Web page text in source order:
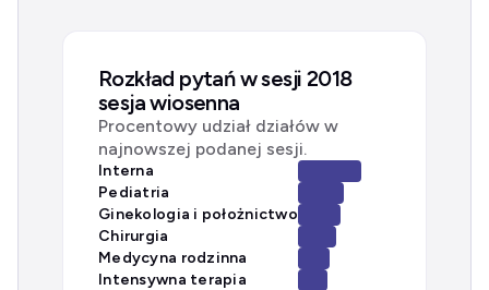
Rozkład pytań w sesji 2018
sesja wiosenna
Procentowy udział działów w
najnowszej podanej sesji.
Interna
Pediatria
Ginekologia i położnictwo
Chirurgia
Medycyna rodzinna
Intensywna terapia